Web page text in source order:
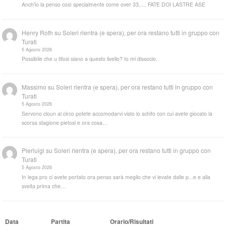
Anch'io la penso così specialmente come over 33..... FATE DOI LASTRE ASE
Henry Roth suSoleri rientra (e spera), per ora restano tutti in gruppo con
Turati
5 Agosto 2026
Possibile che u tifosi siano a questo livello? Io mi dissocio.
Massimo suSoleri rientra (e spera), per ora restano tutti in gruppo con
Turati
5 Agosto 2026
Servono cloun al circo potete accomodarvi visto lo schifo con cui avete giocato la
scorsa stagione pietosi e ora cosa…
Pierluigi suSoleri rientra (e spera), per ora restano tutti in gruppo con
Turati
5 Agosto 2026
In lega pro ci avete portato ora penso sarà meglio che vi levate dalle p...e e alla
svelta prima che…
Data Partita Orario/Risultati